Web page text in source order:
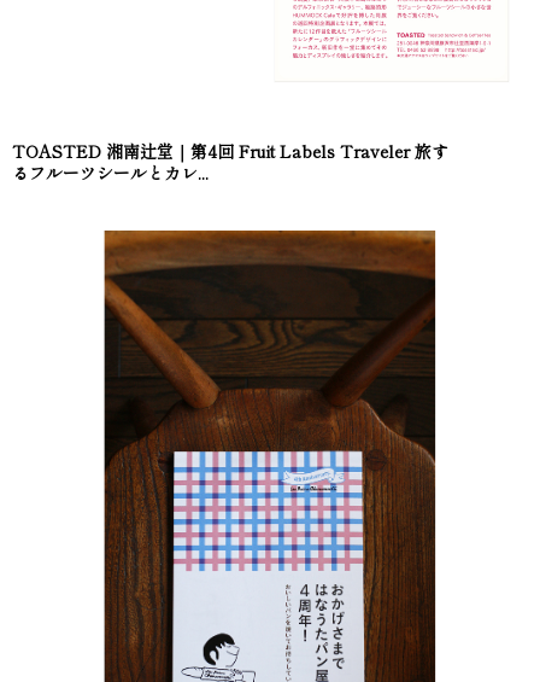
TOASTED 湘南辻堂｜第4回 Fruit Labels Traveler 旅す
るフルーツシールとカレ...